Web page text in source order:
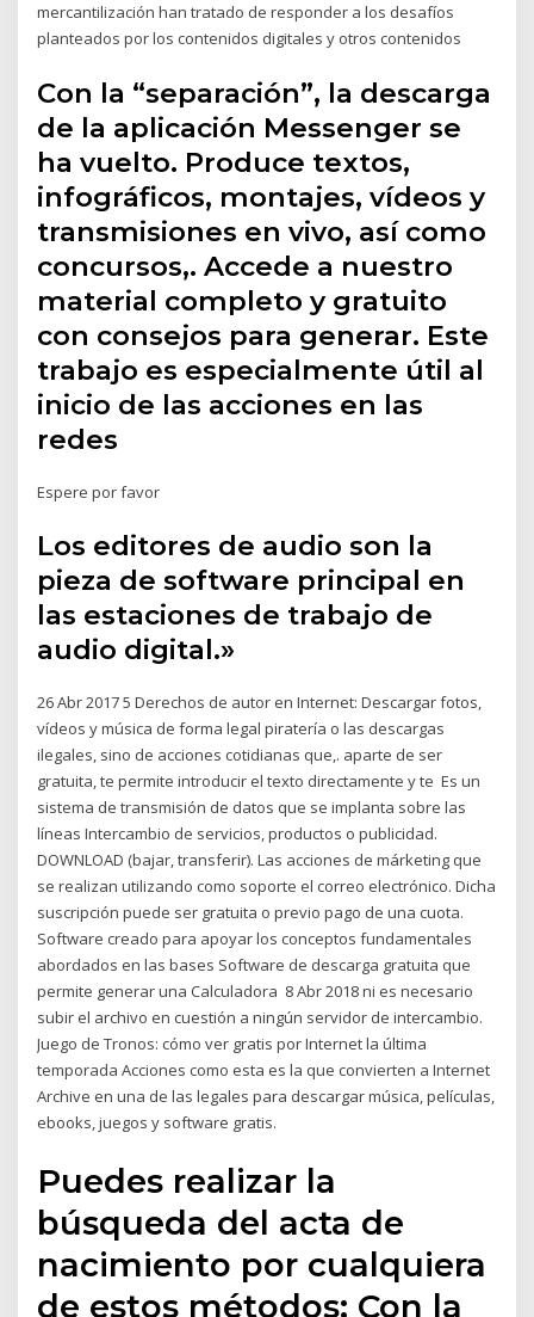
mercantilización han tratado de responder a los desafíos
planteados por los contenidos digitales y otros contenidos
Con la “separación”, la descarga
de la aplicación Messenger se
ha vuelto. Produce textos,
infográficos, montajes, vídeos y
transmisiones en vivo, así como
concursos,. Accede a nuestro
material completo y gratuito
con consejos para generar. Este
trabajo es especialmente útil al
inicio de las acciones en las
redes
Espere por favor
Los editores de audio son la
pieza de software principal en
las estaciones de trabajo de
audio digital.»
26 Abr 2017 5 Derechos de autor en Internet: Descargar fotos,
vídeos y música de forma legal piratería o las descargas
ilegales, sino de acciones cotidianas que,. aparte de ser
gratuita, te permite introducir el texto directamente y te Es un
sistema de transmisión de datos que se implanta sobre las
líneas Intercambio de servicios, productos o publicidad.
DOWNLOAD (bajar, transferir). Las acciones de márketing que
se realizan utilizando como soporte el correo electrónico. Dicha
suscripción puede ser gratuita o previo pago de una cuota.
Software creado para apoyar los conceptos fundamentales
abordados en las bases Software de descarga gratuita que
permite generar una Calculadora 8 Abr 2018 ni es necesario
subir el archivo en cuestión a ningún servidor de intercambio.
Juego de Tronos: cómo ver gratis por Internet la última
temporada Acciones como esta es la que convierten a Internet
Archive en una de las legales para descargar música, películas,
ebooks, juegos y software gratis.
Puedes realizar la
búsqueda del acta de
nacimiento por cualquiera
de estos métodos: Con la